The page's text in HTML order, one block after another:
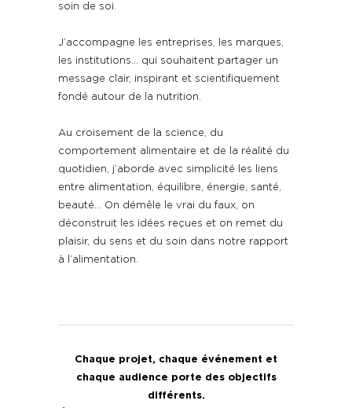
soin de soi.
J’accompagne les entreprises, les marques,
les institutions… qui souhaitent partager un
message clair, inspirant et scientifiquement
fondé autour de la nutrition.
Au croisement de la science, du
comportement alimentaire et de la réalité du
quotidien, j’aborde avec simplicité les liens
entre alimentation, équilibre, énergie, santé,
beauté… On démêle le vrai du faux, on
déconstruit les idées reçues et on remet du
plaisir, du sens et du soin dans notre rapport
à l’alimentation.
Chaque projet, chaque événement et
chaque audience porte des objectifs
différents.